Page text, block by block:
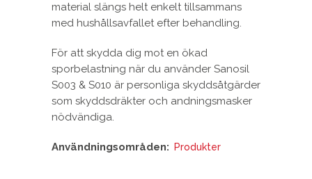
material slängs helt enkelt tillsammans
med hushållsavfallet efter behandling.
För att skydda dig mot en ökad
sporbelastning när du använder Sanosil
S003 & S010 är personliga skyddsåtgärder
som skyddsdräkter och andningsmasker
nödvändiga.
Användningsområden: Produkter